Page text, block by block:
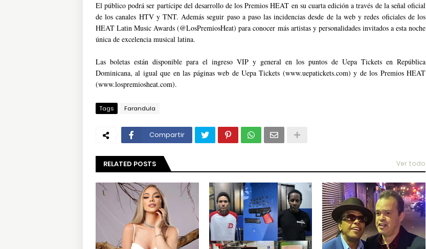
El público podrá ser partícipe del desarrollo de los Premios HEAT en su cuarta edición a través de la señal oficial
de los canales HTV y TNT. Además seguir paso a paso las incidencias desde de la web y redes oficiales de los
HEAT Latin Music Awards (@LosPremiosHeat) para conocer más artistas y personalidades invitados a esta noche
única de excelencia musical latina.
Las boletas están disponible para el ingreso VIP y general en los puntos de Uepa Tickets en República
Dominicana, al igual que en las páginas web de Uepa Tickets (www.uepatickets.com) y de los Premios HEAT
(www.lospremiosheat.com).
Tags Farandula
Compartir
RELATED POSTS Ver todo